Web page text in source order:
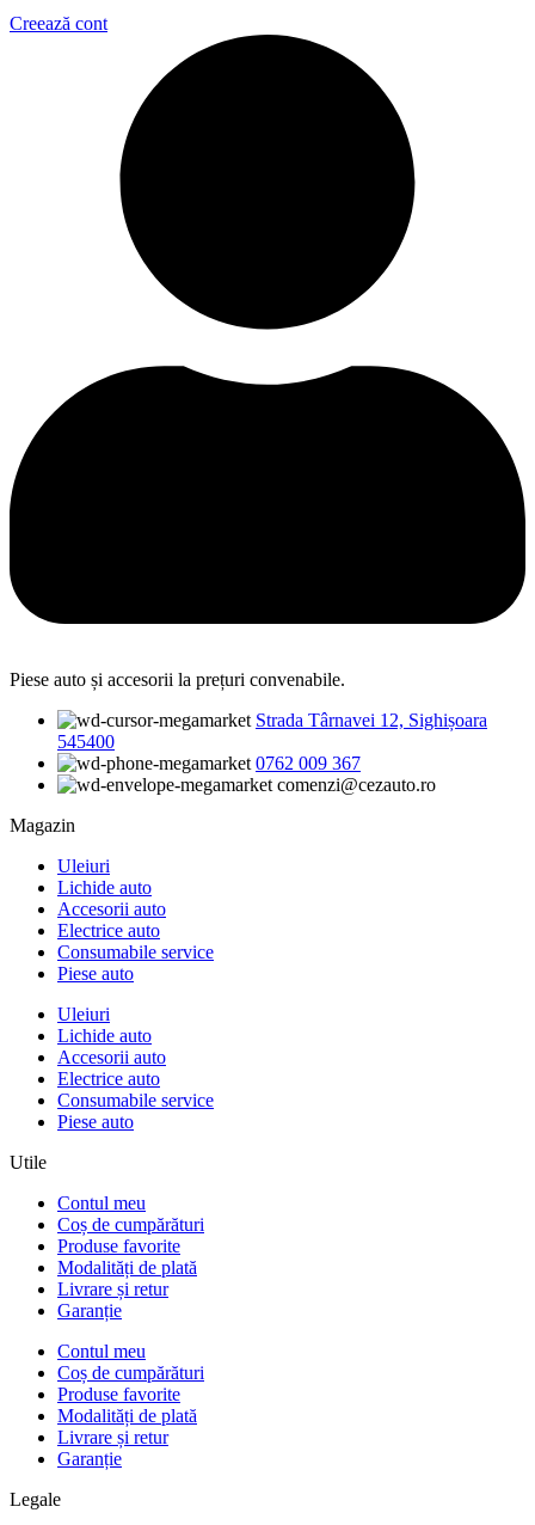
Creează cont
Piese auto și accesorii la prețuri convenabile.
Strada Târnavei 12, Sighișoara
545400
0762 009 367
comenzi@cezauto.ro
Magazin
Uleiuri
Lichide auto
Accesorii auto
Electrice auto
Consumabile service
Piese auto
Uleiuri
Lichide auto
Accesorii auto
Electrice auto
Consumabile service
Piese auto
Utile
Contul meu
Coș de cumpărături
Produse favorite
Modalități de plată
Livrare și retur
Garanție
Contul meu
Coș de cumpărături
Produse favorite
Modalități de plată
Livrare și retur
Garanție
Legale